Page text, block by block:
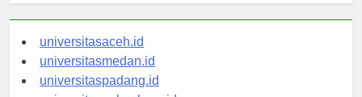
universitasaceh.id
universitasmedan.id